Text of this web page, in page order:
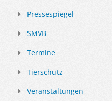
Pressespiegel
SMVB
Termine
Tierschutz
Veranstaltungen